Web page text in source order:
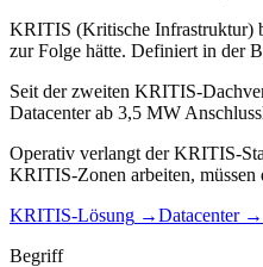
KRITIS (Kritische Infrastruktur)
zur Folge hätte. Definiert in der
Seit der zweiten KRITIS-
Datacenter ab 3,5 MW
Operativ verlangt der KRITIS-
KRITIS-Zonen arbeiten, müssen
KRITIS-Lösung →Datacenter→
Begriff